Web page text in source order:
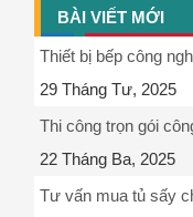
BÀI VIẾT MỚI
Thiết bị bếp công
29 Tháng Tư, 2025
Thi công trọn gói
22 Tháng Ba, 2025
Tư vấn mua tủ sấy